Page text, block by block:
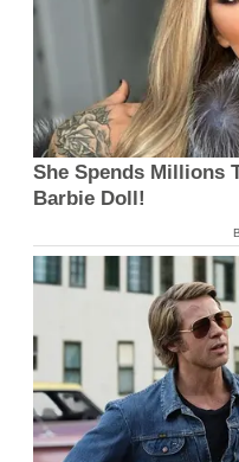
She Spends Millions
Barbie Doll!